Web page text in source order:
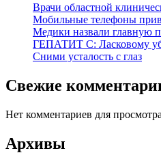
Врачи областной
Мобильные телефоны
Медики назвали главную
ГЕПАТИТ С: Ласковому
Сними усталость с глаз
Свежие
Нет комментариев для
Архивы